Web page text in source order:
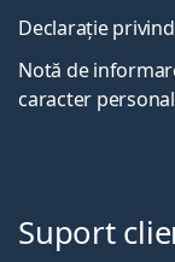
Declarație
Notă de
caracter personal
Suport